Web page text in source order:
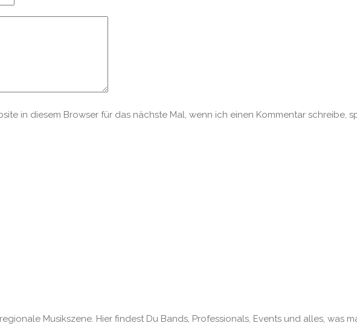
in diesem Browser für das nächste Mal, wenn ich einen Kommentar schreibe,
Musikszene. Hier findest Du Bands, Professionals, Events und alles, was